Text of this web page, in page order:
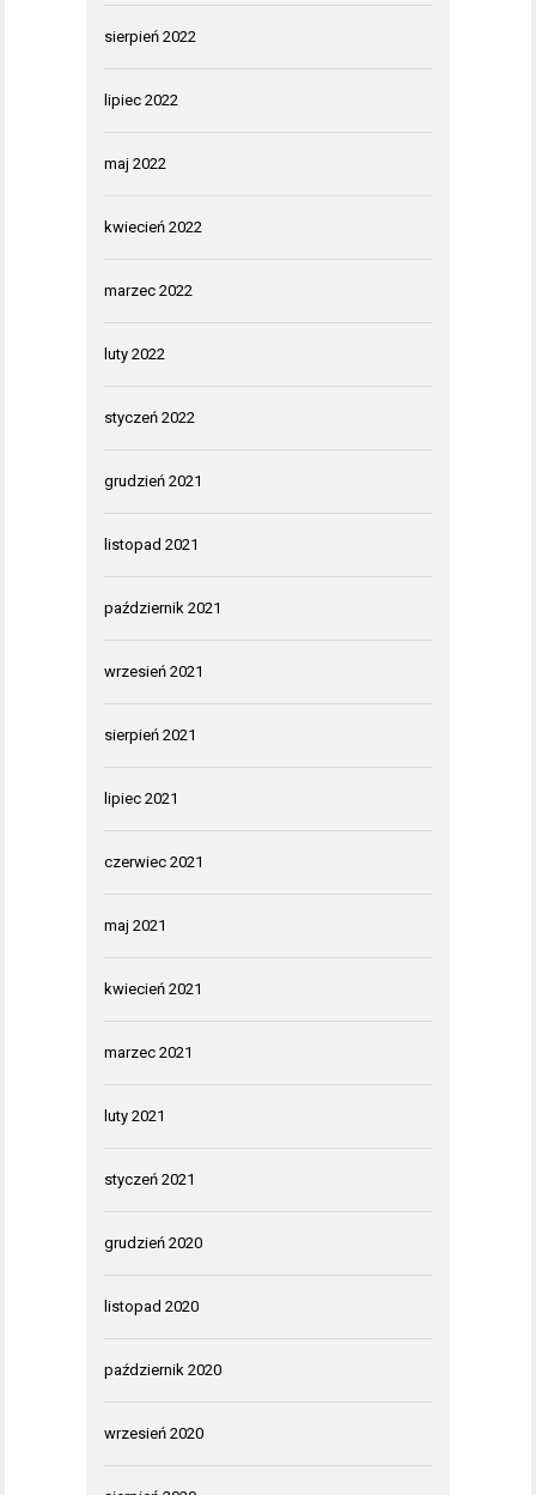
sierpień 2022
lipiec 2022
maj 2022
kwiecień 2022
marzec 2022
luty 2022
styczeń 2022
grudzień 2021
listopad 2021
październik 2021
wrzesień 2021
sierpień 2021
lipiec 2021
czerwiec 2021
maj 2021
kwiecień 2021
marzec 2021
luty 2021
styczeń 2021
grudzień 2020
listopad 2020
październik 2020
wrzesień 2020